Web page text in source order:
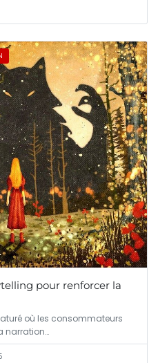
pour renforcer la
où les consommateurs
narration…